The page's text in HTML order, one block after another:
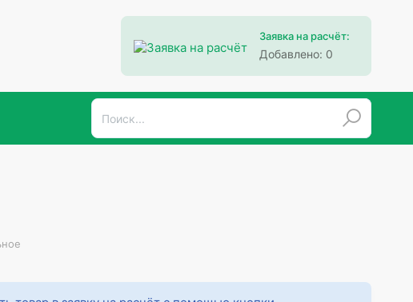
Заявка на расчёт:
Добавлено: 0